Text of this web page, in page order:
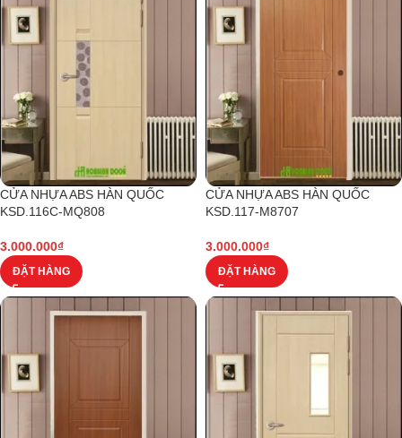
CỬA NHỰA ABS HÀN QUỐC
KSD.116C-MQ808
3.000.000₫
ĐẶT HÀNG
CỬA NHỰA ABS HÀN QUỐC
KSD.117-M8707
3.000.000₫
ĐẶT HÀNG